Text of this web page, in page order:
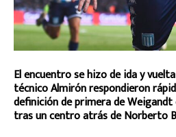
El encuentro se hizo de ida y
técnico Almirón respondieron
definición de primera de
tras un centro atrás de Norberto